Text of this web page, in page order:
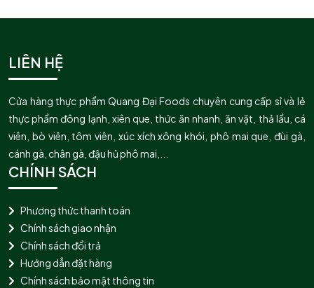
LIÊN HỆ
Cửa hàng thực phẩm Quang Đại Foods chuyên cung cấp sỉ và lẻ
thực phẩm đông lạnh, xiên que, thức ăn nhanh, ăn vặt, thả lẩu, cá
viên, bò viên, tôm viên, xúc xích xông khói, phô mai que, đùi gà,
cánh gà, chân gà, đậu hủ phô mai,...
CHÍNH SÁCH
Phương thức thanh toán
Chính sách giao nhận
Chính sách đổi trả
Hướng dẫn đặt hàng
Chính sách bảo mật thông tin